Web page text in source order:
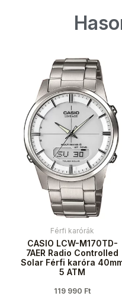
Férfi karórák
CASIO LCW-M170TD-
7AER Radio Controlled
Solar Férfi karóra
5 ATM
119 990 Ft